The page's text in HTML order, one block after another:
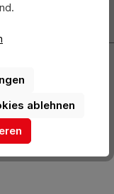
ablehnen